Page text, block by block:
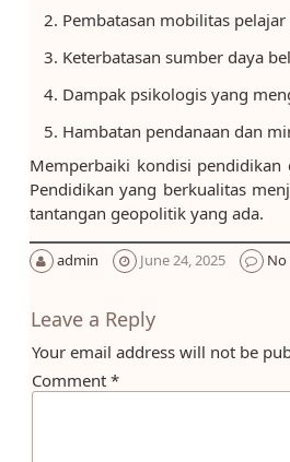
Pembatasan mobilitas
Keterbatasan sumber daya
Dampak psikologis yang
Hambatan pendanaan dan
Memperbaiki kondisi
Pendidikan yang berkualitas
tantangan geopolitik yang ada.
admin June 24, 2025
Leave a Reply
Your email address will not be
Comment *